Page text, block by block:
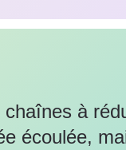
à
écoulée,